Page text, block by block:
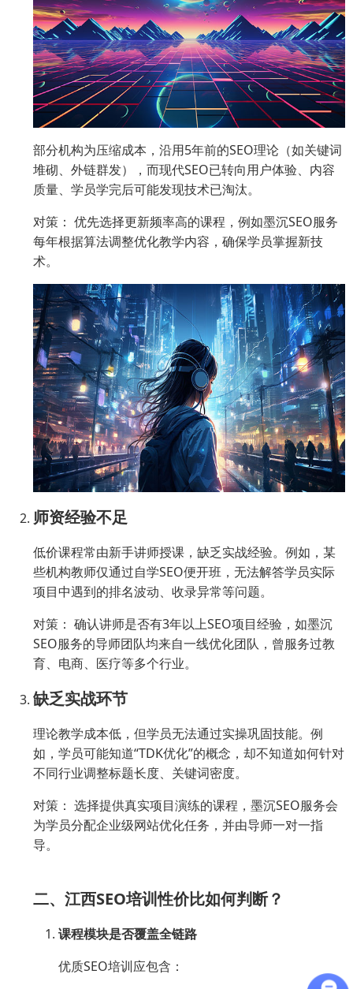
部分机构为压缩成本，沿用5年前的SEO理论（如关键词
堆砌、外链群发），而现代SEO已转向用户体验、内容
质量、学员学完后可能发现技术已淘汰。
对策： 优先选择更新频率高的课程，例如墨沉SEO服务
每年根据算法调整优化教学内容，确保学员掌握新技
术。
师资经验不足
低价课程常由新手讲师授课，缺乏实战经验。例如，某
些机构教师仅通过自学SEO便开班，无法解答学员实际
项目中遇到的排名波动、收录异常等问题。
对策： 确认讲师是否有3年以上SEO项目经验，如墨沉
SEO服务的导师团队均来自一线优化团队，曾服务过教
育、电商、医疗等多个行业。
缺乏实战环节
理论教学成本低，但学员无法通过实操巩固技能。例
如，学员可能知道“TDK优化”的概念，却不知道如何针对
不同行业调整标题长度、关键词密度。
对策： 选择提供真实项目演练的课程，墨沉SEO服务会
为学员分配企业级网站优化任务，并由导师一对一指
导。
二、江西SEO培训性价比如何判断？
课程模块是否覆盖全链路
优质SEO培训应包含：